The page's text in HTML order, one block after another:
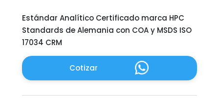
Estándar Analítico Certificado marca HPC
Standards de Alemania con COA y MSDS ISO
17034 CRM
Cotizar